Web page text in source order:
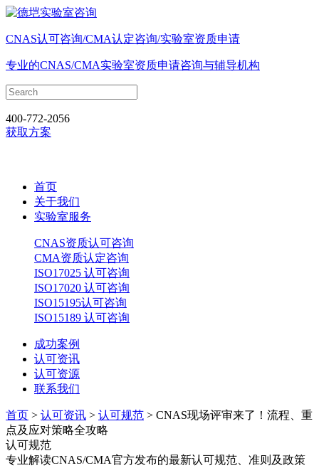
CNAS认可咨询/CMA认定咨询/实验室资质申请
专业的CNAS/CMA实验室资质申请咨询与辅导机构
400-772-2056
获取方案
首页
关于我们
实验室服务
CNAS资质认可咨询
CMA资质认定咨询
ISO17025 认可咨询
ISO17020 认可咨询
ISO15195认可咨询
ISO15189 认可咨询
成功案例
认可资讯
认可资源
联系我们
首页 > 认可资讯 > 认可规范 > CNAS现场评审来了！流程、重
点及应对策略全攻略
认可规范
专业解读CNAS/CMA官方发布的最新认可规范、准则及政策